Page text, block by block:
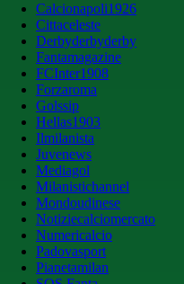
Calcionapoli1926
Cittaceleste
Derbyderbyderby
Fantamagazine
FCInter1908
Forzaroma
Golssip
Hellas1903
Ilmilanista
Juvenews
Mediagol
Milanistichannel
Mondoudinese
Notiziecalciomercato
Numericalcio
Padovasport
Pianetamilan